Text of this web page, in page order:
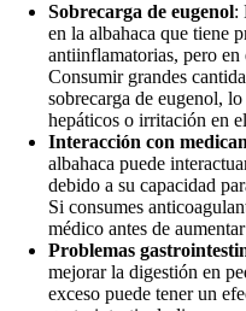
Sobrecarga de eugenol:
en la albahaca que tiene
antiinflamatorias, pero en
Consumir grandes
sobrecarga de eugenol,
hepáticos o irritación en
Interacción con
albahaca puede
debido a su capacidad
Si consumes
médico antes de
Problemas
mejorar la digestión en
exceso puede tener un